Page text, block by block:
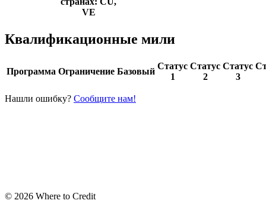
VE
Квалификационные мили
Программа Ограничение Базовый
Статус
1
Статус
2
Статус
3
Нашли ошибку? Сообщите нам!
© 2026 Where to Credit